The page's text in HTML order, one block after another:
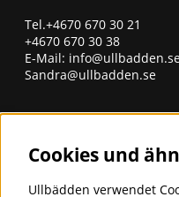
Tel.+4670 670 30 21
+4670 670 30 38
E-Mail:
Sandra@ullbadden.se
Geben Sie unten Ihre E-
Cookies und
Ullbädden verwendet